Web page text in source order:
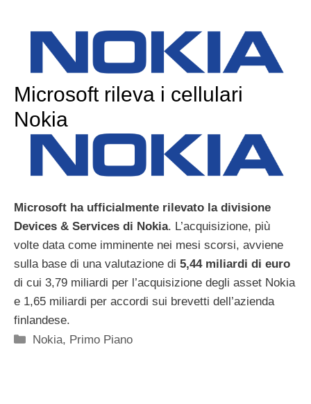
Microsoft rileva i cellulari
Nokia
Microsoft ha ufficialmente rilevato la divisione
Devices & Services di Nokia. L’acquisizione, più
volte data come imminente nei mesi scorsi, avviene
sulla base di una valutazione di 5,44 miliardi di euro
di cui 3,79 miliardi per l’acquisizione degli asset Nokia
e 1,65 miliardi per accordi sui brevetti dell’azienda
finlandese.
Categorie
Nokia, Primo Piano